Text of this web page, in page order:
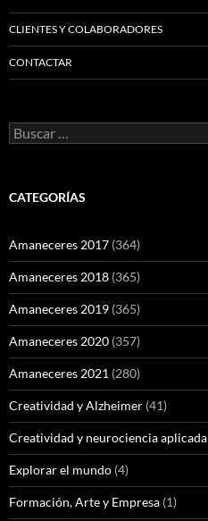
CLIENTES Y COLABORADORES
CONTACTAR
Buscar:
CATEGORÍAS
Amaneceres 2017 (364)
Amaneceres 2018 (365)
Amaneceres 2019 (365)
Amaneceres 2020 (357)
Amaneceres 2021 (280)
Creatividad y Alzheimer (41)
Creatividad y neurociencia aplicada
Explorar el mundo (4)
Formación, Arte y Empresa (1)